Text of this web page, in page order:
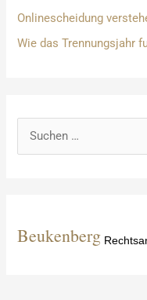
Onlinescheidung
Wie das Trennungsjahr
u
n
Beukenberg